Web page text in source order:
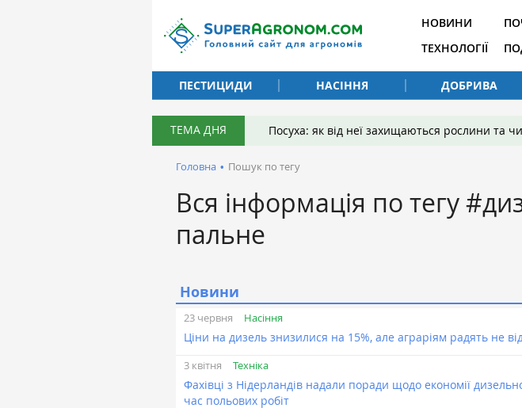
НОВИНИ
ТЕХНОЛОГІЇ
ПЕСТИЦИДИ
НАСІННЯ ДОБРИВА
ТЕМА ДНЯ Посуха: як від неї захищаються рослини та
Головна • Пошук по тегу
Вся інформація по тегу
пальне
Новини
23 червня Насіння
Ціни на дизель знизилися на 15%, але аграріям радять не
3 квітня Техніка
Фахівці з Нідерландів надали поради щодо економії
час польових робіт